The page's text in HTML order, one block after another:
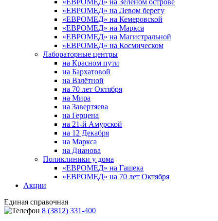
«ЕВРОМЕД» на Зеленом острове
«ЕВРОМЕД» на Левом берегу
«ЕВРОМЕД» на Кемеровской
«ЕВРОМЕД» на Маркса
«ЕВРОМЕД» на Магистральной
«ЕВРОМЕД» на Космическом
Лабораторные центры
на Красном пути
на Бархатовой
на Взлётной
на 70 лет Октября
на Мира
на Завертяева
на Герцена
на 21-й Амурской
на 12 Декабря
на Маркса
на Дианова
Поликлиники у дома
«ЕВРОМЕД» на Гашека
«ЕВРОМЕД» на 70 лет Октября
Акции
Единая справочная
8 (3812) 331-400